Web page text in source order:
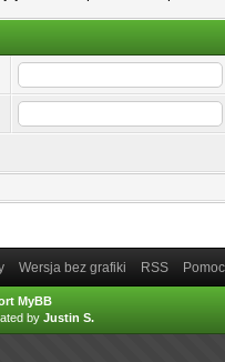
Wersja bez grafiki RSS Pomoc
MyBB
by Justin S.